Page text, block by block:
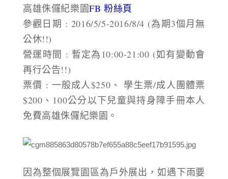
高雄侏儸紀樂園FB 粉絲頁
參觀日期 : 2016/5/5-2016/8/4 (為期3個月無
公休!!)
營運時間 : 暫定為10:00-21:00 (如有變動會
再行公告!!)
票價 : 一般成人$250、 學生票/成人團體票
$200、100公分以下兒童與持身障手冊本人
免費高雄侏儸紀樂園。
因為整個展覽園區為戶外展出，如遇下雨要